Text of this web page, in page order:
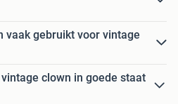
vaak gebruikt voor vintage
clown in goede staat